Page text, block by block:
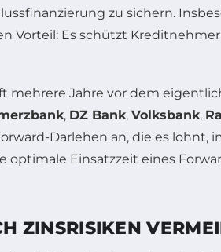
zu sichern.
Vorteil: Es schützt
mehrere Jahre vor dem
, DZ Bank, Volksbank,
Darlehen an, die es lohnt,
optimale Einsatzzeit eines
ZINSRISIKEN